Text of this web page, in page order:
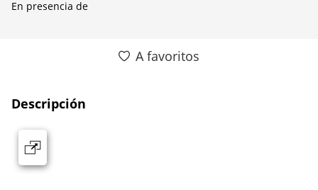
En presencia de
A favoritos
Descripción